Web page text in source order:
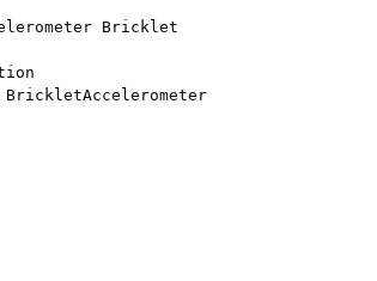
Bricklet